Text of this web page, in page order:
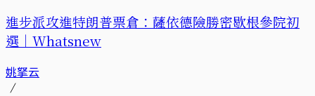
進步派攻進特朗普票倉：薩依德險勝密歇根參院初
選｜Whatsnew
姚拏云